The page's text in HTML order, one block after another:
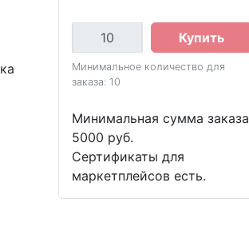
Купить
Минимальное количество для
заказа: 10
Минимальная сумма заказа
5000 руб.
Сертификаты для
маркетплейсов есть.